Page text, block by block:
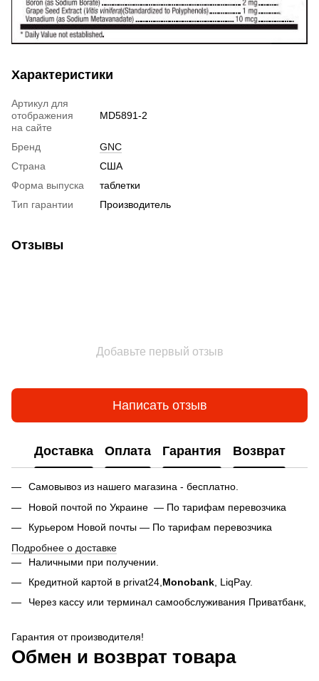
Характеристики
Артикул для
отображения
на сайте
MD5891-2
Бренд
GNC
Страна
США
Форма выпуска
таблетки
Тип гарантии
Производитель
Отзывы
Добавьте первый отзыв
Написать отзыв
Доставка Оплата Гарантия Возврат
Самовывоз из нашего магазина - бесплатно.
Новой почтой по Украине — По тарифам перевозчика
Курьером Новой почты — По тарифам перевозчика
Подробнее о доставке
Наличными при получении.
Кредитной картой в privat24, Monobank LiqPay.
Через кассу или терминал самообслуживания Приватбанк,
Гарантия от производителя!
Обмен и возврат товара